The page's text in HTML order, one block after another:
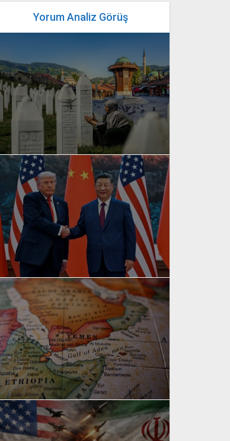
Yorum Analiz Görüş
yazan Bahri Ak
yazanBahri Ak
yazanBahri Ak